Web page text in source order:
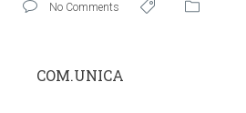
No Comments
COM.UNICA